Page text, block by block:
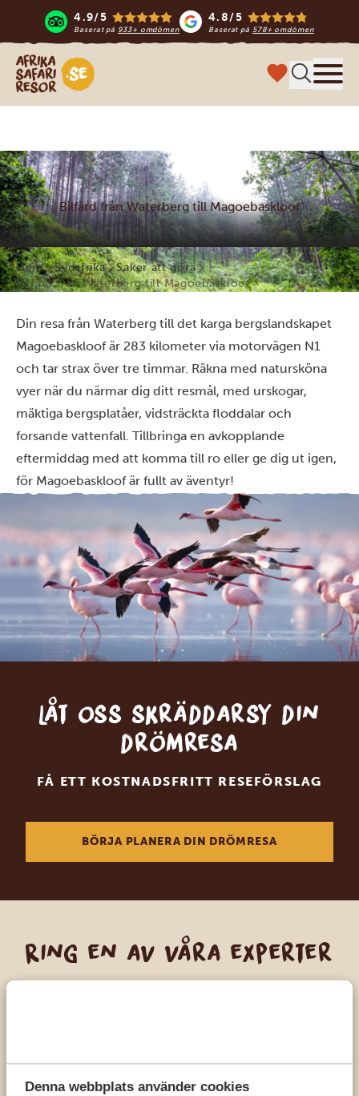
Denna webbplats använder cookies
4.9/5
Baserat på 933+ omdömen
4.8/5
Baserat på 578+ omdömen
Safari-resor i Afrika
Bilfärd från Waterberg till Magoebaskloof
Hem Sydafrika
Saker att göra
Bilfärd från Waterberg till Magoebaskloof
Din resa från Waterberg till det karga bergslandskapet
Magoebaskloof är 283 kilometer via motorvägen N1
och tar strax över tre timmar. Räkna med natursköna
vyer när du närmar dig ditt resmål, med urskogar,
mäktiga bergsplatåer, vidsträckta floddalar och
forsande vattenfall. Tillbringa en avkopplande
eftermiddag med att komma till ro eller ge dig ut igen,
för Magoebaskloof är fullt av äventyr!
Låt oss skräddarsy din
drömresa
FÅ ETT KOSTNADSFRITT RESEFÖRSLAG
BÖRJA PLANERA DIN DRÖMRESA
Ring en av våra experter